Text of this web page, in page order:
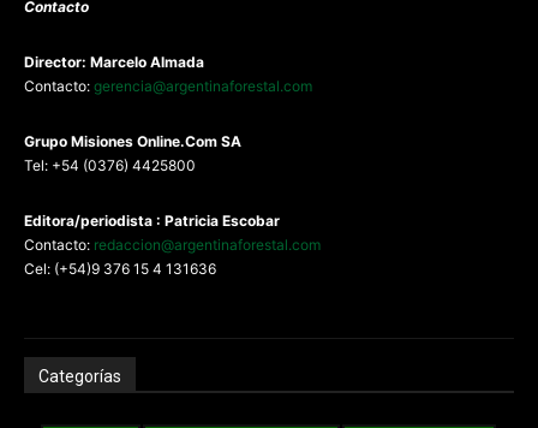
Contacto
Director: Marcelo Almada
Contacto: gerencia@argentinaforestal.com
Grupo Misiones Online.Com SA
Tel: +54 (0376) 4425800
Editora/periodista : Patricia Escobar
Contacto: redaccion@argentinaforestal.com
Cel: (+54)9 376 15 4 131636
Categorías